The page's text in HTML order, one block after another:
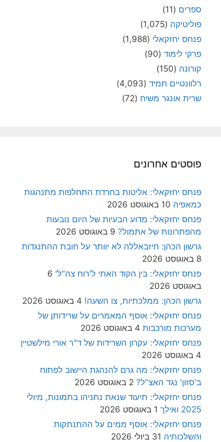
ספרים (11)
פוליטיקה (1,075)
פנחס יחזקאלי (1,988)
פרקי לימוד (90)
קורונה (150)
רלוונטיים תמיד (4,093)
שרית אונגר משיח (72)
פוסטים אחרונים
פנחס יחזקאלי: אליטות בחרדת התחלפות מתנהגות
כמאפיה 10 באוגוסט 2026
פנחס יחזקאלי: מדוע הבעיות של היום נובעות
מהפתרונות של אתמול? 9 באוגוסט 2026
גרשון הכהן: חיזבאללה לא יוותר על חובת ההתנגדות
8 באוגוסט 2026
פנחס יחזקאלי: בין הקוד האתי ל'רוח צה"ל' 6
באוגוסט 2026
גרשון הכהן: ממלכתיות, צו השעה! 4 באוגוסט 2026
פנחס יחזקאלי: אוסף המאמרים על שרידותן של
מערכות מורכבות 4 באוגוסט 2026
פנחס יחזקאלי: עקרון השרידות של ד"ר אורי מילשטיין
4 באוגוסט 2026
פנחס יחזקאלי: מה גרם להנהגת היישוב לפתוח
ב'סזון' נגד האצ"ל? 2 באוגוסט 2026
פנחס יחזקאלי: תיעוד שנאת נתניהו בתמונות, מיולי
2025 ואילך
1 באוגוסט 2026
פנחס יחזקאלי: אוסף ממים על ההתנתקות
והשלכותיה 31 ביולי 2026